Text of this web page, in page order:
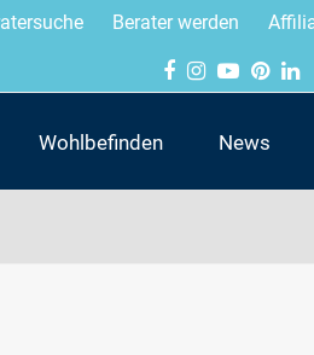
Berater werden
Wohlbefinden News